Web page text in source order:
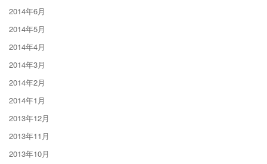
2014年6月
2014年5月
2014年4月
2014年3月
2014年2月
2014年1月
2013年12月
2013年11月
2013年10月